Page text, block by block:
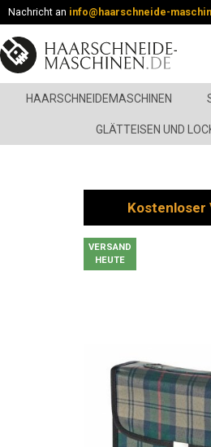
Nachricht an info@haarschneide-
HAARSCHNEIDEMASCHINEN
GLÄTTEISEN UND
Kostenloser
VERSAND
HEUTE